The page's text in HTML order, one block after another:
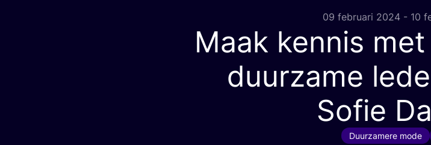
09 februari 2024 - 10
Maak kennis
duurzame
Sofie
Duurzamere mode